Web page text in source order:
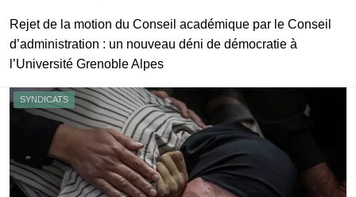
Rejet de la motion du Conseil académique par le Conseil
d’administration : un nouveau déni de démocratie à
l’Université Grenoble Alpes
SYNDICATS